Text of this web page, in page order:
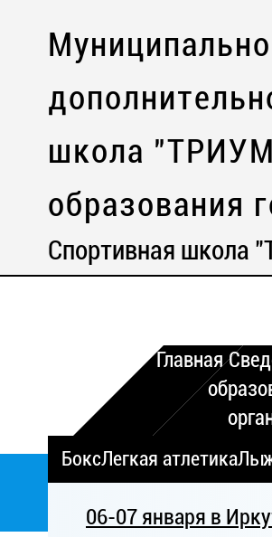
школа
образования
Спортивная школа
Главная
БоксЛегкая атлетика
06-07 января в